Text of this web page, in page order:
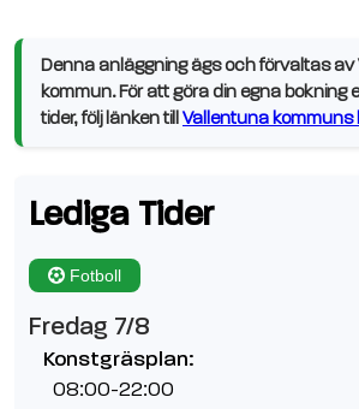
Denna anläggning ägs och förvaltas
kommun. För att göra din egna bokning
tider, följ länken till Vallentuna kommuns
Lediga Tider
Fotboll
Fredag 7/8
Konstgräsplan:
08:00-22:00